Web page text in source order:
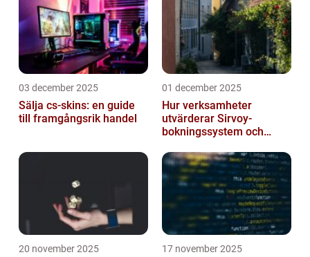
03 december 2025
Sälja cs-skins: en guide
till framgångsrik handel
01 december 2025
Hur verksamheter
utvärderar Sirvoy-
bokningssystem och
20 november 2025 17 november 2025